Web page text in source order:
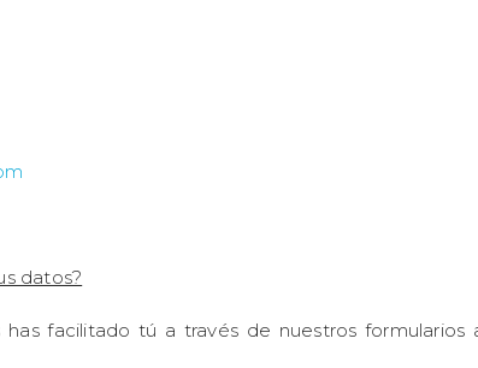
datos?
facilitado tú a través de nuestros